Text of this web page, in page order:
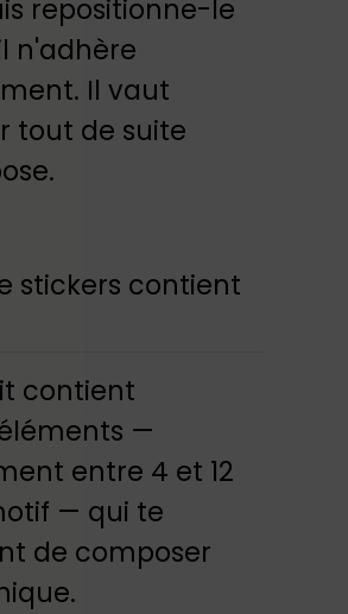
repositionne-le
n'adhère
Il vaut
tout de suite
stickers contient
contient
—
entre 4 et 12
— qui te
de composer